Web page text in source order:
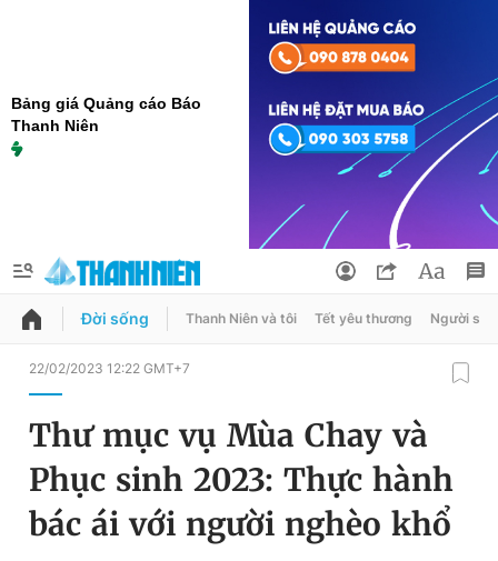
Bảng giá Quảng cáo Báo
Thanh Niên
QUẢNG CÁO ĐẶT BÁO
Chuyên mục
Chuyên mục khác
Đổi mật khẩu
Tin đã lưu
Đời sống Thanh Niên và tôi Tết yêu thương Người
22/02/2023 12:22 GMT+7
Thư mục vụ Mùa Chay và
Phục sinh 2023: Thực hành
bác ái với người nghèo khổ